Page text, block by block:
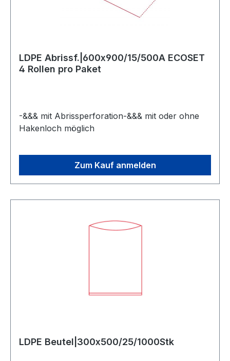
LDPE Abrissf.|600x900/15/500A ECOSET
4 Rollen pro Paket
-&&& mit Abrissperforation-&&& mit oder ohne
Hakenloch möglich
Zum Kauf anmelden
LDPE Beutel|300x500/25/1000Stk